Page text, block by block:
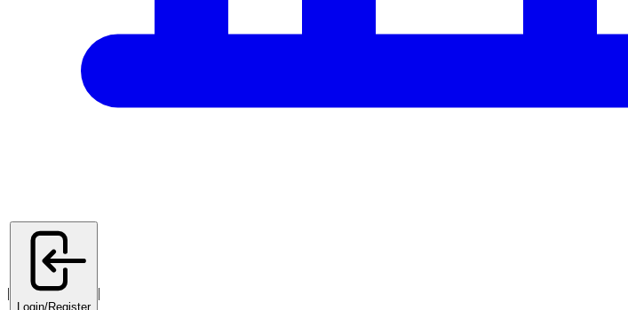
|
Login/Register
|